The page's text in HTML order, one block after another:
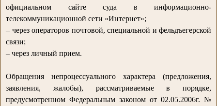
официальном сайте суда в информационно-
телекоммуникационной сети «Интернет»;
– через операторов почтовой, специальной и фельдъегерской
связи;
– через личный прием.
Обращения непроцессуального характера (предложения,
заявления, жалобы), рассматриваемые в порядке,
предусмотренном Федеральным законом от 02.05.2006г. №